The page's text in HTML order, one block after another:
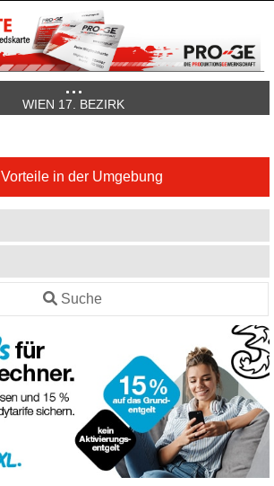
WIEN 17. BEZIRK
Vorteile in der Umgebung
Suche